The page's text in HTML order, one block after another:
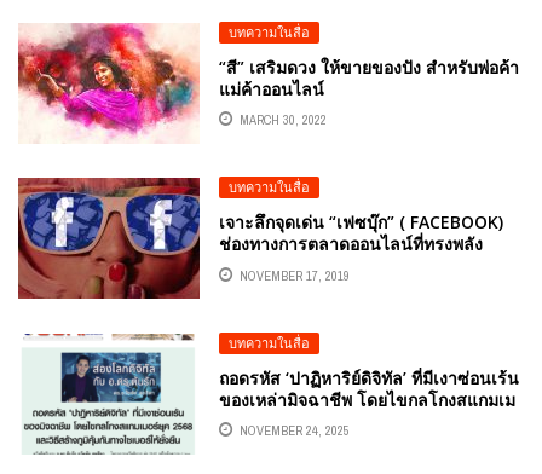
บทความในสื่อ
“สี” เสริมดวง ให้ขายของปัง สำหรับพ่อค้า
แม่ค้าออนไลน์
MARCH 30, 2022
บทความในสื่อ
เจาะลึกจุดเด่น “เฟซบุ๊ก” ( FACEBOOK)
ช่องทางการตลาดออนไลน์ที่ทรงพลัง
NOVEMBER 17, 2019
บทความในสื่อ
ถอดรหัส ‘ปาฏิหาริย์ดิจิทัล’ ที่มีเงาซ่อนเร้น
ของเหล่ามิจฉาชีพ โดยไขกลโกงสแกมเม
อร์ยุค 2568 และวิธีสร้างภูมิคุ้มกันทาง
ไซเบอร์ให้ยั่งยืน บทความหนังสือพิมพ์
NOVEMBER 24, 2025